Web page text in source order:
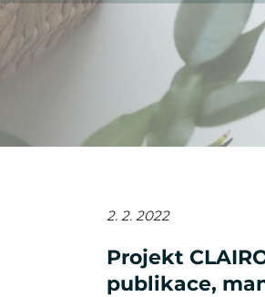
2. 2. 2022
Projekt
publikace,